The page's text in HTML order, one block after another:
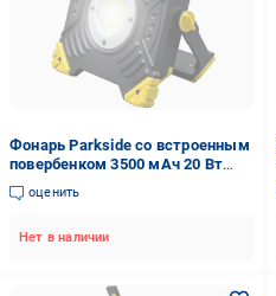
Фонарь Parkside со встроенным
повербенком 3500 мАч 20 Вт
2000 Лм (super2_100335124)
оценить
Нет в наличии